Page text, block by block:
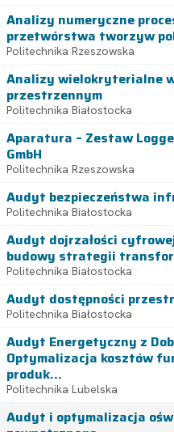
Analizy numeryczne
przetwórstwa tworzyw
Politechnika Rzeszowska
Analizy wielokryterialne
przestrzennym
Politechnika Białostocka
Aparatura – Zestaw
GmbH
Politechnika Rzeszowska
Audyt bezpieczeństwa
Politechnika Białostocka
Audyt dojrzałości
budowy strategii
Politechnika Białostocka
Audyt dostępności
Politechnika Białostocka
Audyt Energetyczny z
Optymalizacja kosztów
produk...
Politechnika Lubelska
Audyt i optymalizacja